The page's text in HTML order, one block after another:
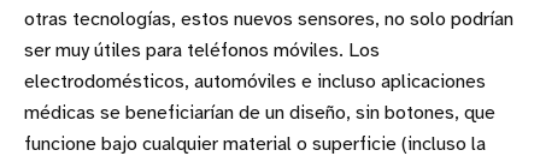
otras tecnologías, estos nuevos sensores, no solo podrían
ser muy útiles para teléfonos móviles. Los
electrodomésticos, automóviles e incluso aplicaciones
médicas se beneficiarían de un diseño, sin botones, que
funcione bajo cualquier material o superficie (incluso la